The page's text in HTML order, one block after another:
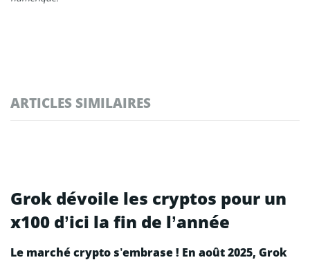
ARTICLES SIMILAIRES
Grok dévoile les cryptos pour un
x100 d’ici la fin de l’année
Le marché crypto s’embrase ! En août 2025, Grok